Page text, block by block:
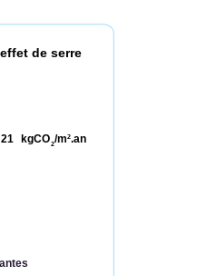
de serre
kgCO2/m2.an
21